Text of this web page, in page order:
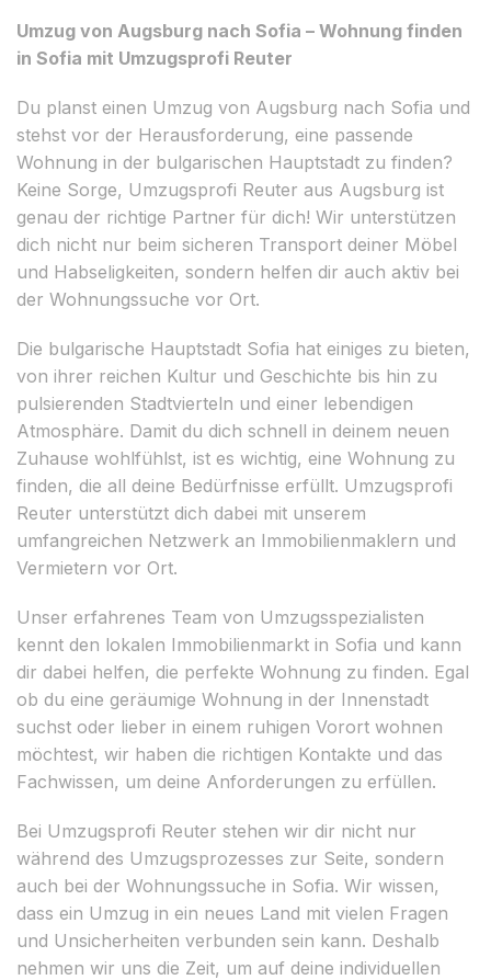
Umzug von Augsburg nach Sofia – Wohnung finden
in Sofia mit Umzugsprofi Reuter
Du planst einen Umzug von Augsburg nach Sofia und
stehst vor der Herausforderung, eine passende
Wohnung in der bulgarischen Hauptstadt zu finden?
Keine Sorge, Umzugsprofi Reuter aus Augsburg ist
genau der richtige Partner für dich! Wir unterstützen
dich nicht nur beim sicheren Transport deiner Möbel
und Habseligkeiten, sondern helfen dir auch aktiv bei
der Wohnungssuche vor Ort.
Die bulgarische Hauptstadt Sofia hat einiges zu bieten,
von ihrer reichen Kultur und Geschichte bis hin zu
pulsierenden Stadtvierteln und einer lebendigen
Atmosphäre. Damit du dich schnell in deinem neuen
Zuhause wohlfühlst, ist es wichtig, eine Wohnung zu
finden, die all deine Bedürfnisse erfüllt. Umzugsprofi
Reuter unterstützt dich dabei mit unserem
umfangreichen Netzwerk an Immobilienmaklern und
Vermietern vor Ort.
Unser erfahrenes Team von Umzugsspezialisten
kennt den lokalen Immobilienmarkt in Sofia und kann
dir dabei helfen, die perfekte Wohnung zu finden. Egal
ob du eine geräumige Wohnung in der Innenstadt
suchst oder lieber in einem ruhigen Vorort wohnen
möchtest, wir haben die richtigen Kontakte und das
Fachwissen, um deine Anforderungen zu erfüllen.
Bei Umzugsprofi Reuter stehen wir dir nicht nur
während des Umzugsprozesses zur Seite, sondern
auch bei der Wohnungssuche in Sofia. Wir wissen,
dass ein Umzug in ein neues Land mit vielen Fragen
und Unsicherheiten verbunden sein kann. Deshalb
nehmen wir uns die Zeit, um auf deine individuellen